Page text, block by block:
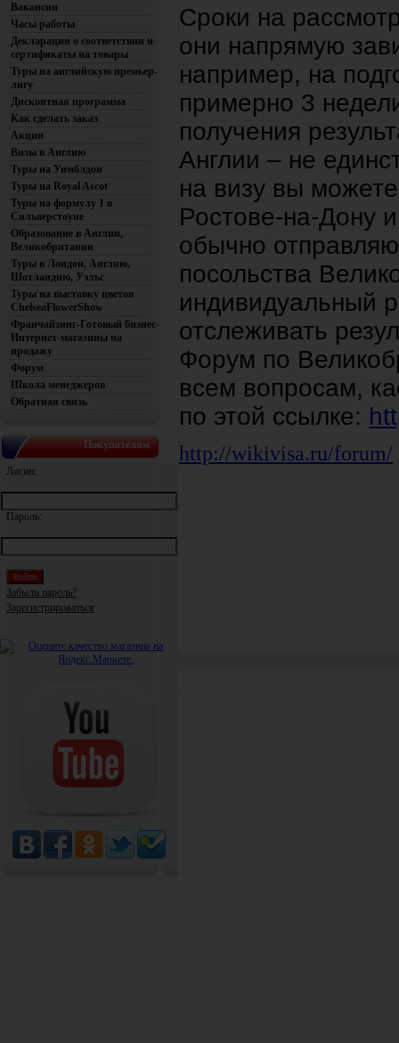
Вакансии
Часы работы
Декларации о соответствии и
сертификаты на товары
Туры на английскую премьер-
лигу
Дисконтная программа
Как сделать заказ
Акции
Визы в Англию
Туры на Уимблдон
Туры на Royal Ascot
Туры на формулу 1 в
Сильверстоуне
Образование в Англии,
Великобритании
Туры в Лондон, Англию,
Шотландию, Уэльс
Туры на выставку цветов
ChelseaFlowerShow
Франчайзинг-Готовый бизнес-
Интернет-магазины на
продажу
Форум
Школа менеджеров
Обратная связь
Покупателям
Логин:
Пароль:
Забыли пароль?
Зарегистрироваться
Сроки на
они напрямую
например, на
примерно 3
получения
Англии – не
на визу вы
Ростове-на-Дону
обычно
посольства
индивидуальный
отслеживать
Форум по
всем вопросам,
по этой ссылке:
http://wikivisa.ru/forum/